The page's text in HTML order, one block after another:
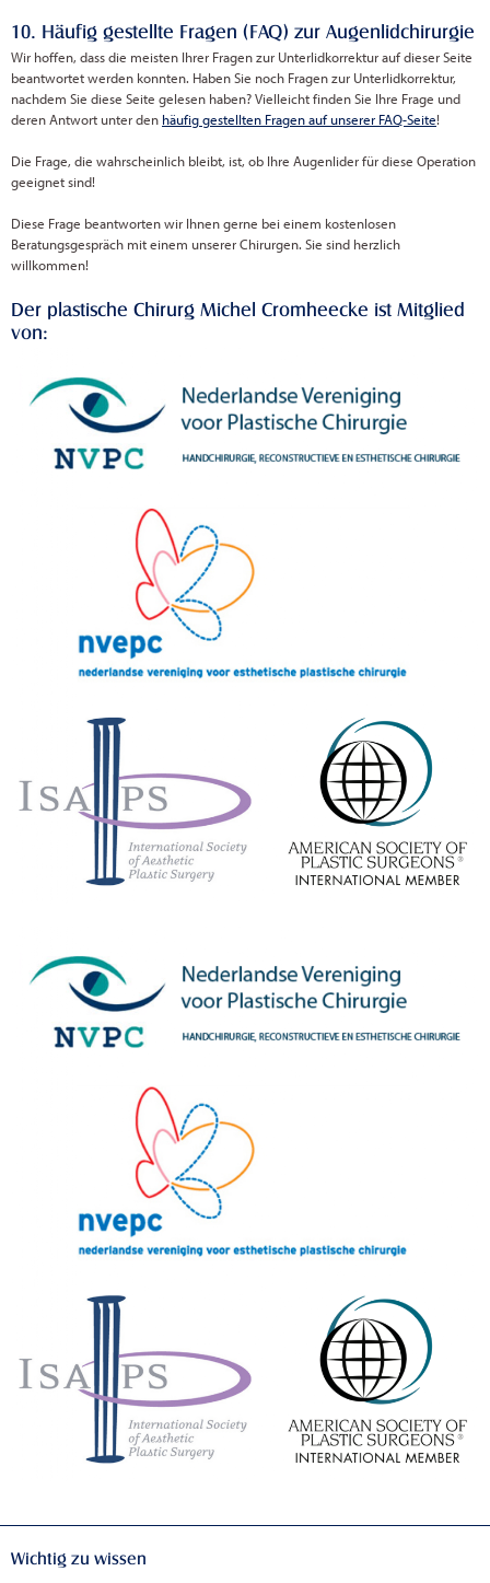
10. Häufig gestellte Fragen (FAQ) zur Augenlidchirurgie
Wir hoffen, dass die meisten Ihrer Fragen zur Unterlidkorrektur auf dieser Seite
beantwortet werden konnten. Haben Sie noch Fragen zur Unterlidkorrektur,
nachdem Sie diese Seite gelesen haben? Vielleicht finden Sie Ihre Frage und
deren Antwort unter den häufig gestellten Fragen auf unserer FAQ-Seite!
Die Frage, die wahrscheinlich bleibt, ist, ob Ihre Augenlider für diese Operation
geeignet sind!
Diese Frage beantworten wir Ihnen gerne bei einem kostenlosen
Beratungsgespräch mit einem unserer Chirurgen. Sie sind herzlich
willkommen!
Der plastische Chirurg Michel Cromheecke ist Mitglied
von:
Wichtig zu wissen